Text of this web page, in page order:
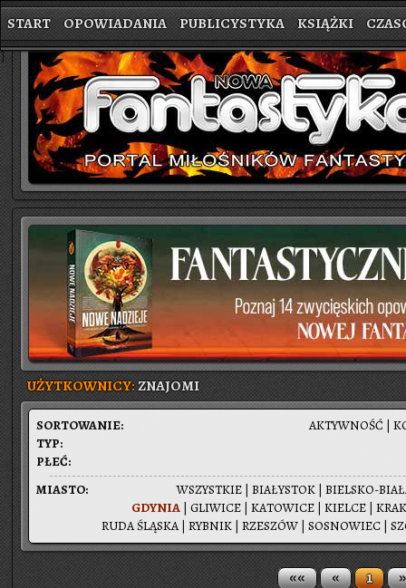
START OPOWIADANIA PUBLICYSTYKA KSIĄŻKI
}
UŻYTKOWNICY:ZNAJOMI
AK­TYW­NOŚĆ |
SOR­TO­WA­NIE:
TYP:
PŁEĆ:
WSZYST­KIE | BIA­ŁY­STOK | BIEL­SKO-
GDY­NIA | GLI­WI­CE | KA­TO­WI­CE | KIEL­CE |
RUDA ŚLĄ­SKA| RYB­NIK | RZE­SZÓW | SO­SNO­WIEC |
MIA­STO:
«« « 1 »